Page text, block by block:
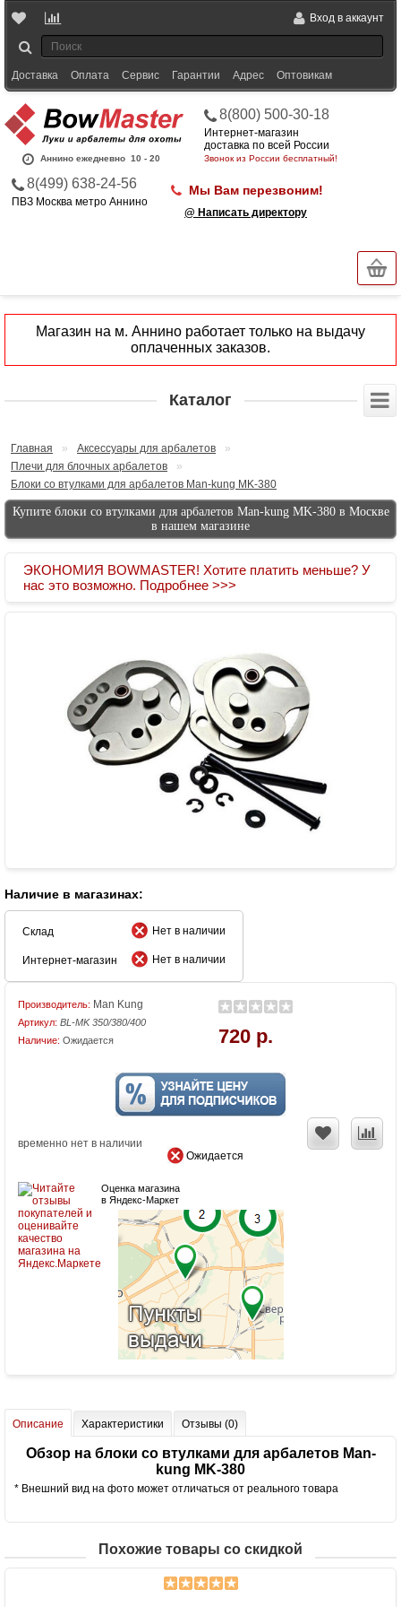
Вход в аккаунт
Доставка Оплата Сервис Гарантии Адрес Оптовикам
Аннино ежедневно 10 - 20
8(800) 500-30-18
Интернет-магазин
доставка по всей России
Звонок из России бесплатный!
8(499) 638-24-56
ПВЗ Москва метро Аннино
Мы Вам перезвоним!
@ Написать директору
Магазин на м. Аннино работает только на выдачу
оплаченных заказов.
Каталог
Главная » Аксессуары для арбалетов
»
Плечи для блочных арбалетов
»
Блоки со втулками для арбалетов Man-kung MK-380
Купите блоки со втулками для арбалетов Man-kung MK-380 в Москве
в нашем магазине
ЭКОНОМИЯ BOWMASTER! Хотите платить меньше? У
нас это возможно. Подробнее >>>
Наличие в магазинах:
Склад Нет в наличии
Интернет-магазин Нет в наличии
Производитель: Man Kung
Артикул: BL-MK 350/380/400
Наличие: Ожидается 720 р.
временно нет в наличии
Ожидается
Оценка магазина
в Яндекс-Маркет
Описание Характеристики Отзывы (0)
Обзор на блоки со втулками для арбалетов Man-
kung MK-380
* Внешний вид на фото может отличаться от реального товара
Похожие товары со скидкой